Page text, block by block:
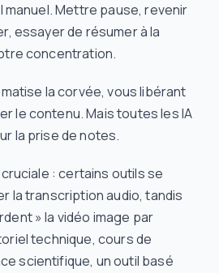
manuel. Mettre pause, revenir
essayer de résumer à la
concentration.
la corvée, vous libérant
le contenu. Mais toutes les IA
la prise de notes.
: certains outils se
la transcription audio, tandis
» la vidéo image par
technique, cours de
scientifique, un outil basé